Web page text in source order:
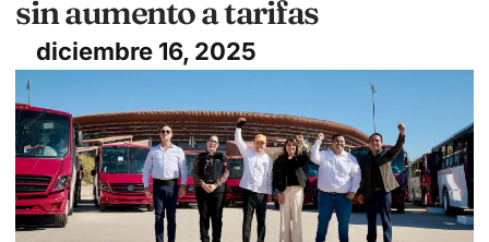
sin aumento a tarifas
diciembre 16, 2025